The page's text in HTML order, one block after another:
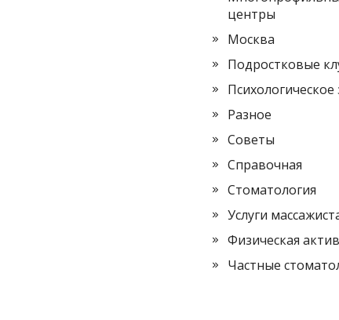
центры
Москва
Подростковые
Разное
Советы
Справочная
Стоматология
Услуги
Физическая
Частные